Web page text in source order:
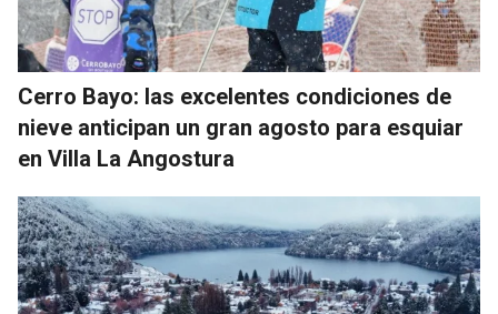
Cerro Bayo: las excelentes condiciones de
nieve anticipan un gran agosto para esquiar
en Villa La Angostura